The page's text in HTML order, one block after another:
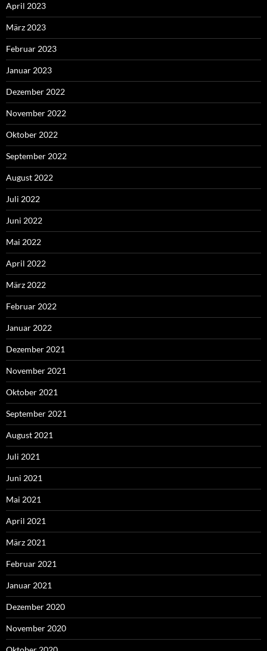
April 2023
März 2023
Februar 2023
Januar 2023
Dezember 2022
November 2022
Oktober 2022
September 2022
August 2022
Juli 2022
Juni 2022
Mai 2022
April 2022
März 2022
Februar 2022
Januar 2022
Dezember 2021
November 2021
Oktober 2021
September 2021
August 2021
Juli 2021
Juni 2021
Mai 2021
April 2021
März 2021
Februar 2021
Januar 2021
Dezember 2020
November 2020